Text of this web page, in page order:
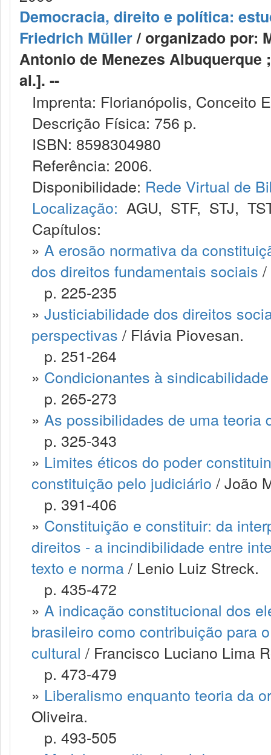
Democracia, direito e política:
Friedrich Müller/ organizado por:
Antonio de Menezes
al.]. --
Imprenta: Florianópolis, Conceito
Descrição Física: 756 p.
ISBN: 8598304980
Referência: 2006.
Disponibilidade: Rede Virtual de
Localização: AGU, STF, STJ,
Capítulos:
» A erosão normativa da
dos direitos fundamentais sociais /
p. 225-235
» Justiciabilidade dos direitos
perspectivas / Flávia Piovesan.
p. 251-264
» Condicionantes à
p. 265-273
» As possibilidades de uma teoria
p. 325-343
» Limites éticos do poder
constituição pelo judiciário / João
p. 391-406
» Constituição e constituir: da
direitos - a incindibilidade entre
texto e norma/ Lenio Luiz Streck.
p. 435-472
» A indicação constitucional dos
brasileiro como contribuição para
cultural / Francisco Luciano Lima
p. 473-479
» Liberalismo enquanto teoria da
Oliveira.
p. 493-505